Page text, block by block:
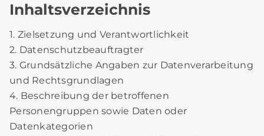
Inhaltsverzeichnis
1. Zielsetzung und Verantwortlichkeit
2. Datenschutzbeauftragter
3. Grundsätzliche Angaben zur Datenverarbeitung
und Rechtsgrundlagen
4. Beschreibung der betroffenen
Personengruppen sowie Daten oder
Datenkategorien